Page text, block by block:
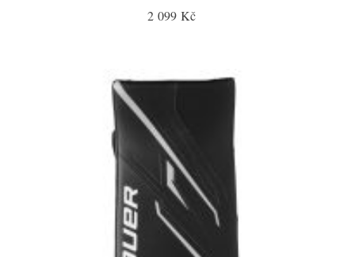
2 099 Kč